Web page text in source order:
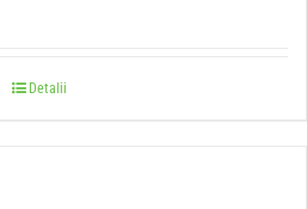
Detalii